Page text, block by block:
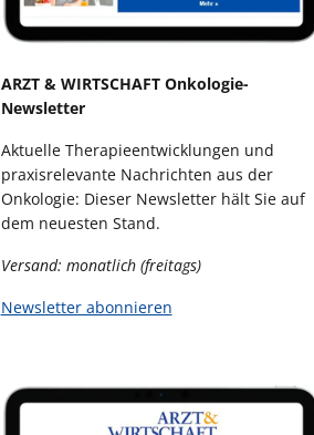
ARZT & WIRTSCHAFT Onkologie-
Newsletter
Aktuelle Therapieentwicklungen und
praxisrelevante Nachrichten aus der
Onkologie: Dieser Newsletter hält Sie auf
dem neuesten Stand.
Versand: monatlich (freitags)
Newsletter abonnieren